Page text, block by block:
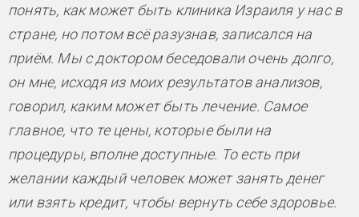
понять, как может быть клиника Израиля у нас в
стране, но потом всё разузнав, записался на
приём. Мы с доктором беседовали очень долго,
он мне, исходя из моих результатов анализов,
говорил, каким может быть лечение. Самое
главное, что те цены, которые были на
процедуры, вполне доступные. То есть при
желании каждый человек может занять денег
или взять кредит, чтобы вернуть себе здоровье.